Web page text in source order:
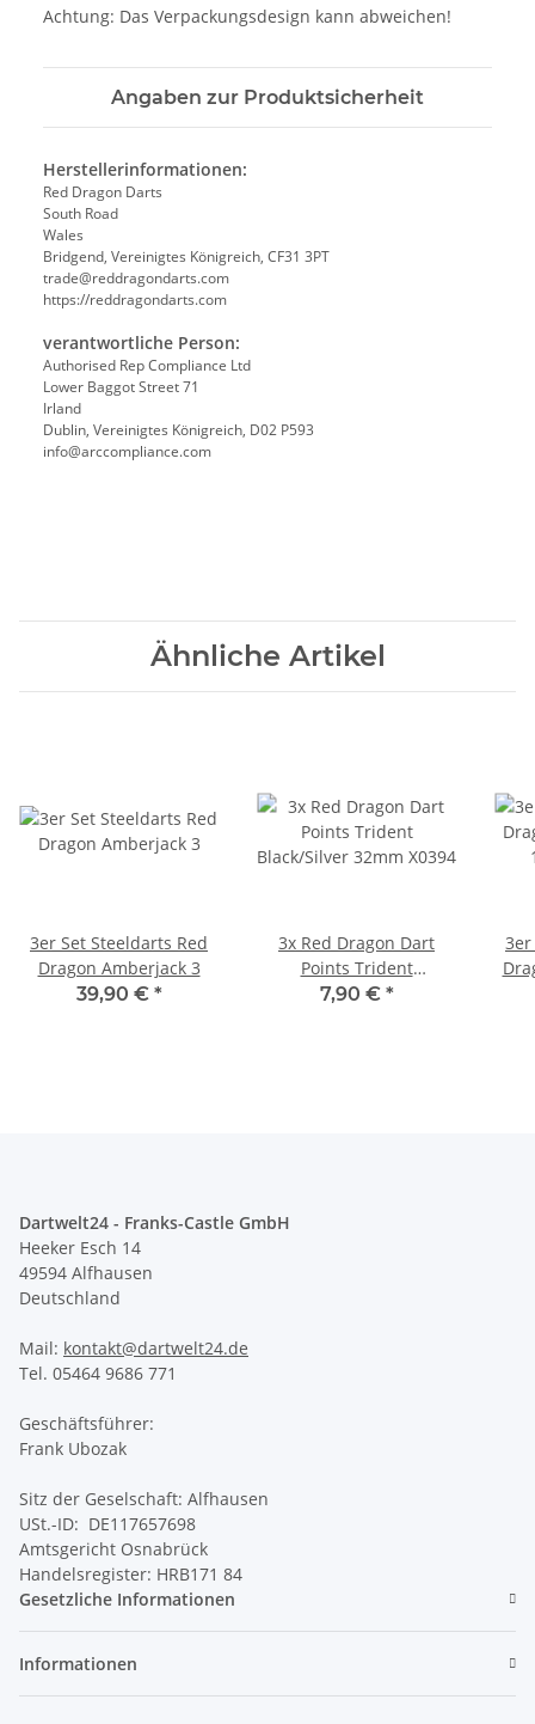
Achtung: Das Verpackungsdesign kann abweichen!
Angaben zur Produktsicherheit
Herstellerinformationen:
Red Dragon Darts
South Road
Wales
Bridgend, Vereinigtes Königreich, CF31 3PT
trade@reddragondarts.com
https://reddragondarts.com
verantwortliche Person:
Authorised Rep Compliance Ltd
Lower Baggot Street 71
Irland
Dublin, Vereinigtes Königreich, D02 P593
info@arccompliance.com
Ähnliche Artikel
3er Set Steeldarts Red
Dragon Amberjack 3
39,90 € *
3x Red Dragon Dart
Points Trident
Black/Silver 32mm X0394
7,90 € *
3er
Dartwelt24 - Franks-Castle GmbH
Heeker Esch 14
49594 Alfhausen
Deutschland
Mail: kontakt@dartwelt24.de
Tel. 05464 9686 771
Geschäftsführer:
Frank Ubozak
Sitz der Geselschaft: Alfhausen
USt.-ID: DE117657698
Amtsgericht Osnabrück
Handelsregister: HRB171 84
Gesetzliche Informationen
Informationen